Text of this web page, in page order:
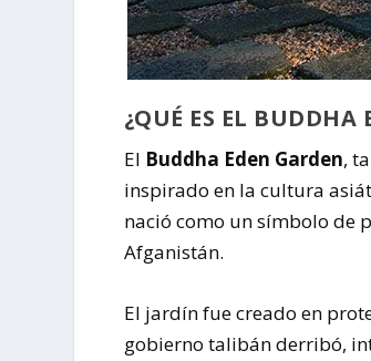
¿QUÉ ES EL BUDDHA
El Buddha Eden Garden,
inspirado en la cultura
nació como un símbolo de
Afganistán.
El jardín fue creado en
gobierno talibán derribó,